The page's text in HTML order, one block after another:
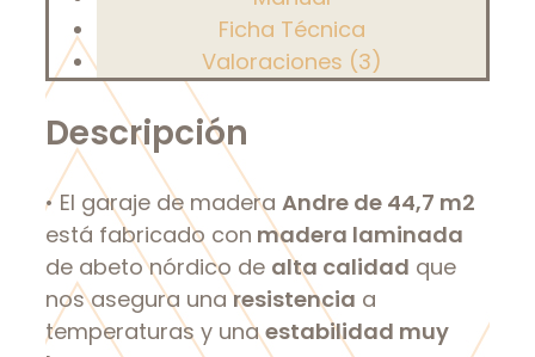
Ficha Técnica
Valoraciones (3)
Descripción
• El garaje de madera Andre de 44,7 m2
está fabricado con madera laminada
de abeto nórdico de alta calidad que
nos asegura unaresistencia a
temperaturas y unaestabilidad muy